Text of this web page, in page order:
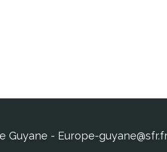
Guyane - Europe-